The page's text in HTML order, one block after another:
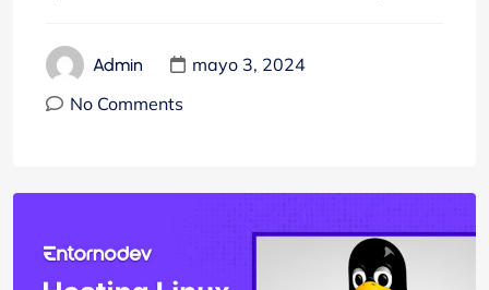
Admin
mayo 3, 2024
No Comments